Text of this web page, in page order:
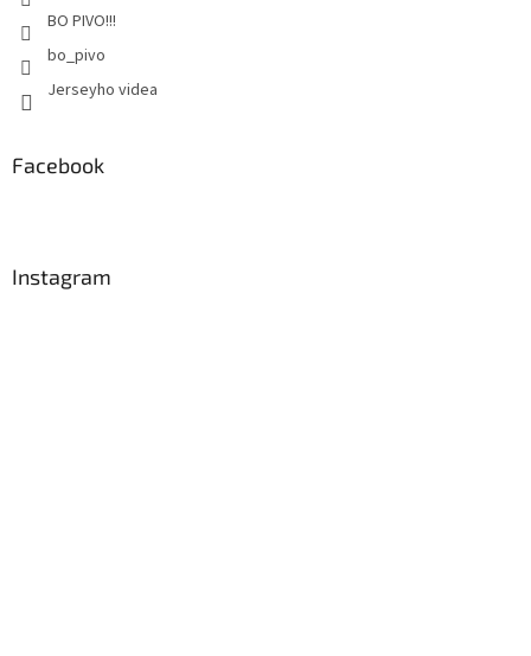
BO PIVO!!!
bo_pivo
Jerseyho videa
Facebook
Instagram